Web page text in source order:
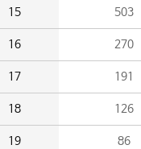
15 503
16 270
17 191
18 126
19 86